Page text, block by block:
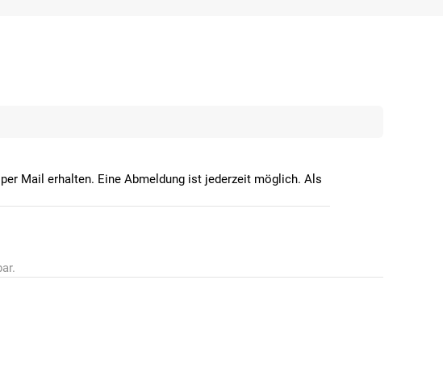
Mail erhalten. Eine Abmeldung ist jederzeit möglich. Als